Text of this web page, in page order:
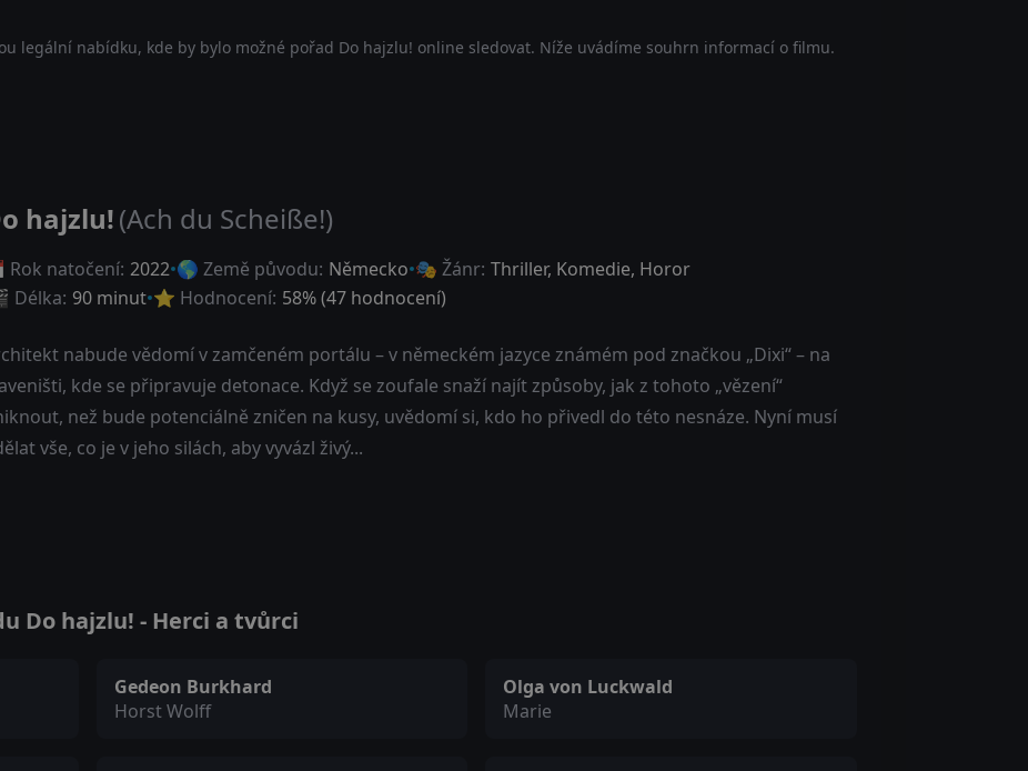
legální nabídku, kde by bylo možné pořad Do hajzlu! online sledovat. Níže uvádíme souhrn informací o filmu.
hajzlu!(Ach du Scheiße!)
Rok natočení: 2022 🌎 Země původu: Německo 🎭 Žánr: Thriller, Komedie, Horor
Délka: 90 minut ⭐ Hodnocení: 58% (47 hodnocení)
nabude vědomí v zamčeném portálu – v německém jazyce známém pod značkou „Dixi“ – na
kde se připravuje detonace. Když se zoufale snaží najít způsoby, jak z tohoto „vězení“
než bude potenciálně zničen na kusy, uvědomí si, kdo ho přivedl do této nesnáze. Nyní musí
vše, co je v jeho silách, aby vyvázl živý...
Do hajzlu! - Herci a tvůrci
Gedeon Burkhard
Horst Wolff
Olga von Luckwald
Marie